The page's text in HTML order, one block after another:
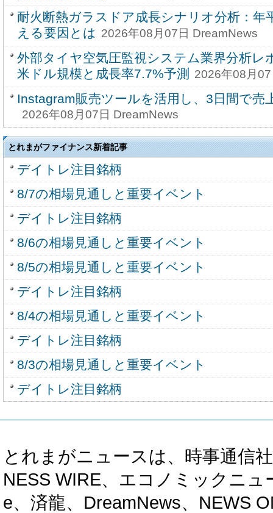
耐火断熱ガラスドア成長シナリオ分析：年
える要因とは 2026年08月07日 DreamNews
外部タイヤ空気圧監視システム業界分析レ
米ドル規模と成長率7.7%予測
2026年08月
Instagram販売ツールを活用し、3日間で売
2026年08月07日 DreamNews
とれまがファイナンス新着記事
デイトレ注目銘柄
8/7の相場見通しと重要イベント
デイトレ注目銘柄
8/6の相場見通しと重要イベント
8/5の相場見通しと重要イベント
デイトレ注目銘柄
8/4の相場見通しと重要イベント
デイトレ注目銘柄
8/3の相場見通しと重要イベント
デイトレ注目銘柄
とれまがニュースは、時事通信
NESS WIRE、エコノミックニ
e、済龍、DreamNews、NEWS